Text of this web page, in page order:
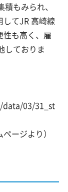
もみられ、
てJR 高崎線
性も高く、雇
しておりま
03/31_st
ージより）